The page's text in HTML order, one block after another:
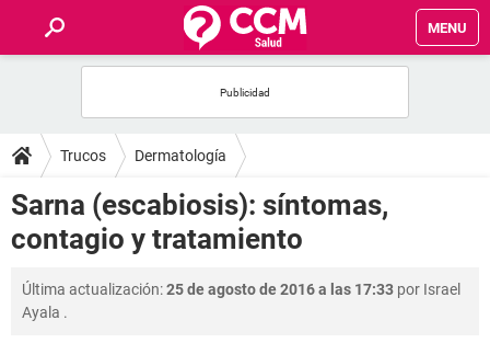
MENU
FOROS
SALUD
FAMILIA
NUTRICIÓN
Trucos Dermatología
Sarna (escabiosis): síntomas,
contagio y tratamiento
Última actualización:25 de agosto de 2016 a las 17:33 por Israel
Ayala .